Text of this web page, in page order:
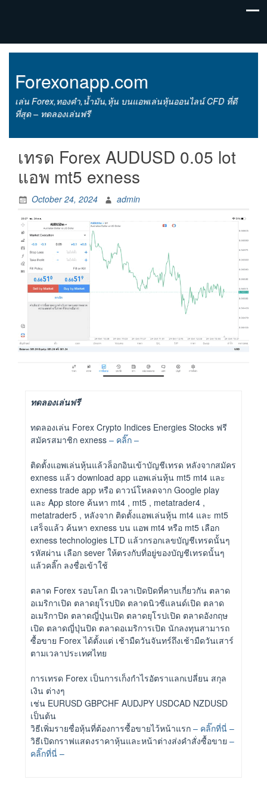
Forexonapp.com
เล่น Forex,ทองคำ,น้ำมัน,หุ้น บนแอพเล่นหุ้นออนไลน์ CFD ที่ดี
ที่สุด – ทดลองเล่นฟรี
เทรด Forex AUDUSD 0.05 lot
แอพ mt5 exness
October 24, 2024 admin
ทดลองเล่นฟรี
ทดลองเล่น Forex Crypto Indices Energies Stocks ฟรี
สมัครสมาชิก exness – คลิ๊ก –
ติดตั้งแอพเล่นหุ้นแล้วล็อกอินเข้าบัญชีเทรด หลังจากสมัคร
exness แล้ว download app แอพเล่นหุ้น mt5 mt4 และ
exness trade app หรือ ดาวน์โหลดจาก Google play
และ App store ค้นหา mt4 , mt5 , metatrader4 ,
metatrader5 , หลังจาก ติดตั้งแอพเล่นหุ้น mt4 และ mt5
เสร็จแล้ว ค้นหา exness บน แอพ mt4 หรือ mt5 เลือก
exness technologies LTD แล้วกรอกเลขบัญชีเทรดนั้นๆ
รหัสผ่าน เลือก sever ให้ตรงกับที่อยู่ของบัญชีเทรดนั้นๆ
แล้วคลิ๊ก ลงชื่อเข้าใช้
ตลาด Forex รอบโลก มีเวลาเปิดปิดที่คาบเกี่ยวกัน ตลาด
อเมริกาเปิด ตลาดยุโรปปิด ตลาดนิวซีแลนด์เปิด ตลาด
อเมริกาปิด ตลาดญี่ปุ่นเปิด ตลาดยุโรปเปิด ตลาดอังกฤษ
เปิด ตลาดญี่ปุ่นปิด ตลาดอเมริการเปิด นักลงทุนสามารถ
ซื้อขาย Forex ได้ตั้งแต่ เช้ามืดวันจันทร์ถึงเช้ามืดวันเสาร์
ตามเวลาประเทศไทย
การเทรด Forex เป็นการเก็งกำไรอัตราแลกเปลี่ยน สกุล
เงิน ต่างๆ
เช่น EURUSD GBPCHF AUDJPY USDCAD NZDUSD
เป็นต้น
วิธีเพิ่มรายชื่อหุ้นที่ต้องการซื้อขายไว้หน้าแรก – คลิ๊กที่นี่ –
วิธีเปิดกราฟแสดงราคาหุ้นและหน้าต่างส่งคำสั่งซื้อขาย –
คลิ๊กที่นี่ –